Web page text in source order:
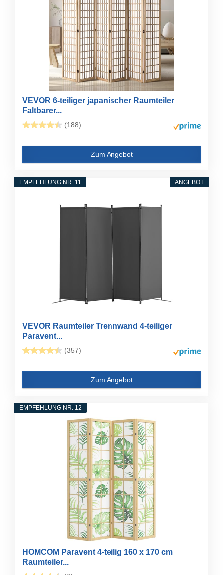
VEVOR 6-teiliger japanischer Raumteiler
Faltbarer...
(188)
Zum Angebot
ANGEBOT
EMPFEHLUNG NR. 11
VEVOR Raumteiler Trennwand 4-teiliger
Paravent...
(357)
Zum Angebot
EMPFEHLUNG NR. 12
HOMCOM Paravent 4-teilig 160 x 170 cm
Raumteiler...